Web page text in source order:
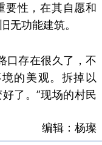
要性，在其自愿和
无功能建筑。
口存在很久了，不
的美观。拆掉以
了。”现场的村民
编辑：杨璨